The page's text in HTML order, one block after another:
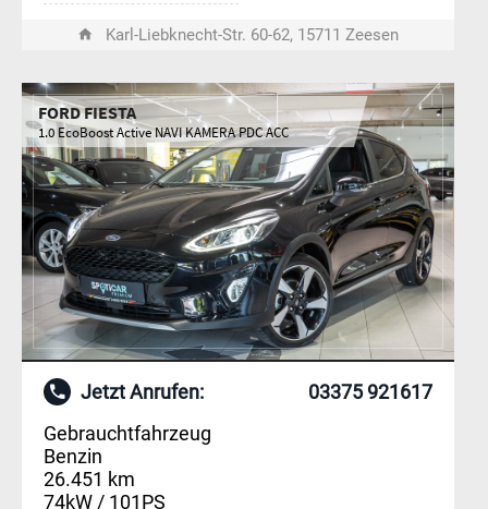
Karl-Liebknecht-Str. 60-62, 15711 Zeesen
FORD FIESTA
1.0 EcoBoost Active NAVI KAMERA PDC ACC
Jetzt Anrufen:
03375 921617
Gebrauchtfahrzeug
Benzin
26.451 km
74kW / 101PS